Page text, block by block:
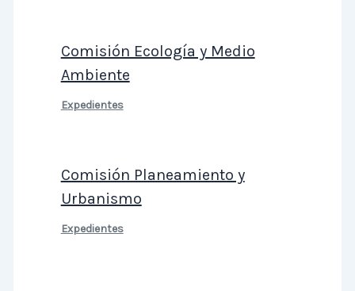
Comisión Ecología y Medio
Ambiente
Expedientes
Comisión Planeamiento y
Urbanismo
Expedientes